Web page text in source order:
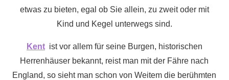
etwas zu bieten, egal ob Sie allein, zu zweit oder mit
Kind und Kegel unterwegs sind.
Kentist vor allem für seine Burgen, historischen
Herrenhäuser bekannt, reist man mit der Fähre nach
England, so sieht man schon von Weitem die berühmten